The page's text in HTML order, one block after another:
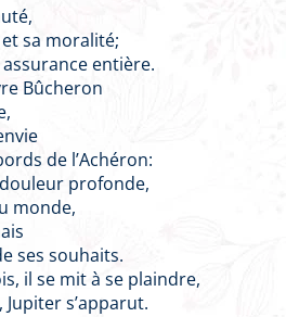
sa moralité;
assurance entière.
Bûcheron
de l’Achéron:
profonde,
monde,
ses souhaits.
il se mit à se plaindre,
s’apparut.